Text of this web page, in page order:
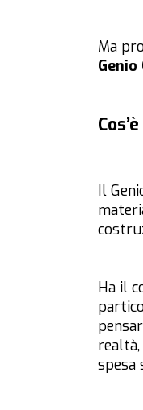
Ma
Genio
Il
Ha il
spesa